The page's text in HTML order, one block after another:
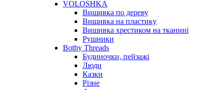
VOLOSHKA
Вишивка по дереву
Вишивка на пластику
Вишивка хрестиком на тканині
Рушники
Bothy Threads
Будиночки, пейзажі
Люди
Казки
Різне